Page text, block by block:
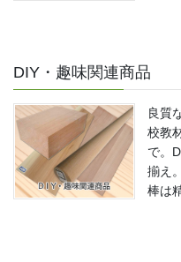
DIY・趣味関連商品
良質
校教
で。
揃え
棒は